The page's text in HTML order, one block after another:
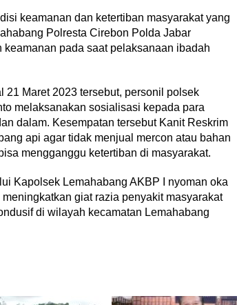
keamanan dan ketertiban masyarakat yang
Polresta Cirebon Polda Jabar
pada saat pelaksanaan ibadah
Maret 2023 tersebut, personil polsek
melaksanakan sosialisasi kepada para
dalam. Kesempatan tersebut Kanit Reskrim
api agar tidak menjual mercon atau bahan
mengganggu ketertiban di masyarakat.
Kapolsek Lemahabang AKBP I nyoman oka
giat razia penyakit masyarakat
di wilayah kecamatan Lemahabang